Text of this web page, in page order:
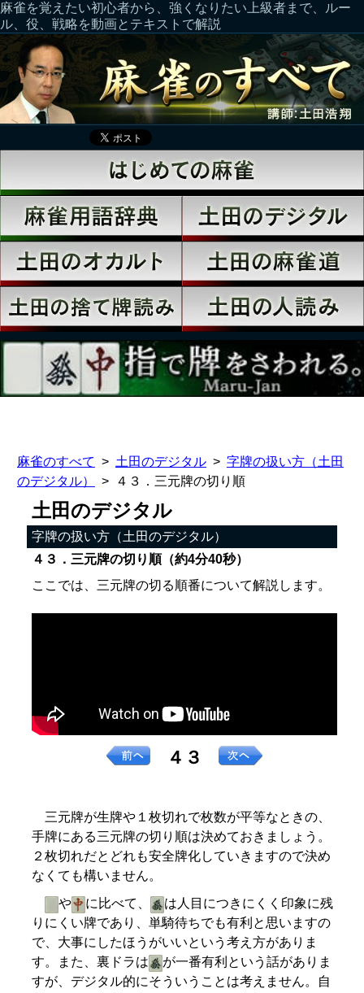
麻雀を覚えたい初心者から、強くなりたい上級者まで、ルー
ル、役、戦略を動画とテキストで解説
麻雀のすべて 土田のデジタル
字牌の扱い方（土田
のデジタル）
４３．三元牌の切り順
土田のデジタル
字牌の扱い方（土田のデジタル）
４３．三元牌の切り順（約4分40秒）
ここでは、三元牌の切る順番について解説します。
４３
三元牌が生牌や１枚切れで枚数が平等なときの、
手牌にある三元牌の切り順は決めておきましょう。
２枚切れだとどれも安全牌化していきますので決め
なくても構いません。
や
に比べて、
は人目につきにくく印象に残
りにくい牌であり、単騎待ちでも有利と思いますの
で、大事にしたほうがいいという考え方がありま
す。また、裏ドラは
が一番有利という話がありま
すが、デジタル的にそういうことは考えません。自